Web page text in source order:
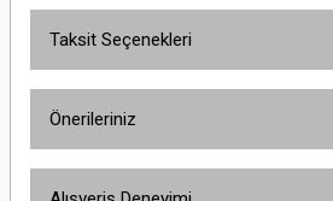
Taksit Seçenekleri
Önerileriniz